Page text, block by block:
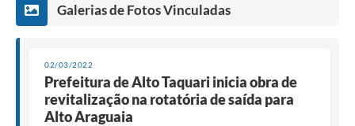
Galerias de Fotos Vinculadas
02/03/2022
Prefeitura de Alto Taquari inicia obra de
revitalização na rotatória de saída para
Alto Araguaia